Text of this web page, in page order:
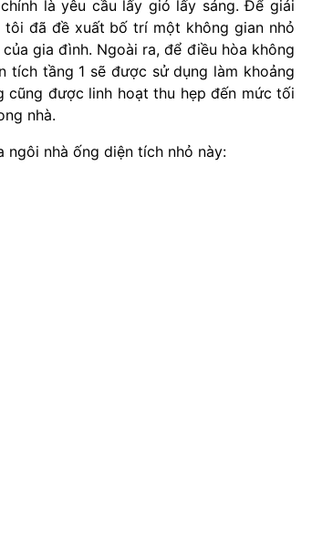
là yêu cầu lấy gió lấy sáng. Để giải
tôi đã đề xuất bố trí một không gian nhỏ
gia đình. Ngoài ra, để điều hòa không
tích tầng 1 sẽ được sử dụng làm khoảng
cũng được linh hoạt thu hẹp đến mức tối
nhà.
nhà ống diện tích nhỏ này: